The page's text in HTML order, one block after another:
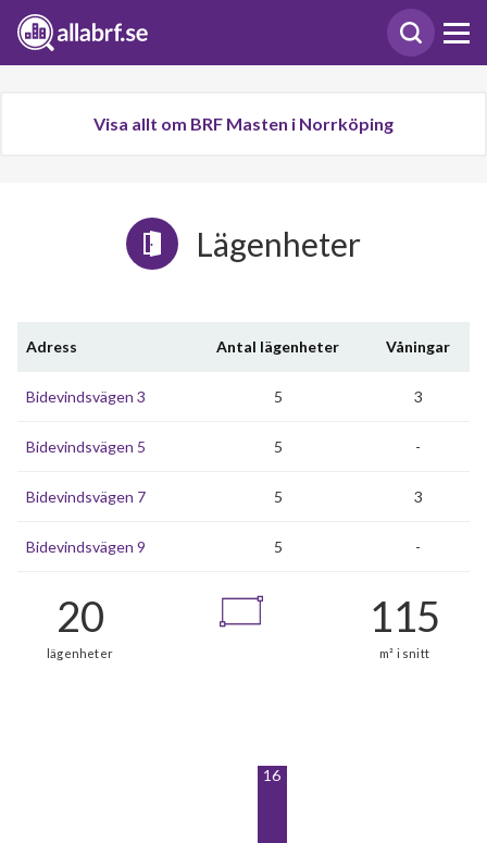
Visa allt om BRF Masten i Norrköping
Lägenheter
Adress Antal lägenheter Våningar
Bidevindsvägen 3 5 3
Bidevindsvägen 5 5 -
Bidevindsvägen 7 5 3
Bidevindsvägen 9 5 -
16